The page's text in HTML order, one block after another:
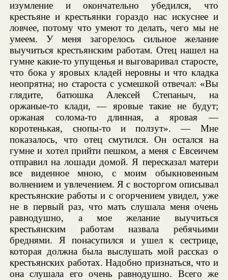
изумление и окончательно убедился, что
крестьяне и крестьянки гораздо нас искуснее и
ловчее, потому что умеют то делать, чего мы не
умеем. У меня загорелось сильное желание
выучиться крестьянским работам. Отец нашел на
гумне какие-то упущенья и выговаривал старосте,
что бока у яровых кладей неровны и что кладка
неопрятна; но староста с усмешкой отвечал: «Вы
глядите, батюшка Алексей Степаныч, на
оржаные-то клади, — яровые такие не будут;
оржаная солома-то длинная, а яровая —
коротенькая, снопы-то и ползут». — Мне
показалось, что отец смутился. Он остался на
гумне и хотел прийти пешком, а меня с Евсеичем
отправил на лошади домой. Я пересказал матери
все виденное мною, с моим обыкновенным
волнением и увлечением. Я с восторгом описывал
крестьянские работы и с огорчением увидел, уже
не в первый раз, что мать слушала меня очень
равнодушно, а мое желание выучиться
крестьянским работам назвала ребячьими
бреднями. Я понасупился и ушел к сестрице,
которая должна была выслушать мой рассказ о
крестьянских работах. Надобно признаться, что и
она слушала его очень равнодушно. Всего же